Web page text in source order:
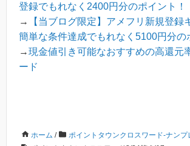
登録でもれなく2400円分のポイント！
→
【当ブログ限定】アメフリ新規登録
簡単な条件達成でもれなく5100円分の
→現金値引き可能なおすすめの高還元
ード
ホーム / ポイントタウンクロスワード-ナンプ